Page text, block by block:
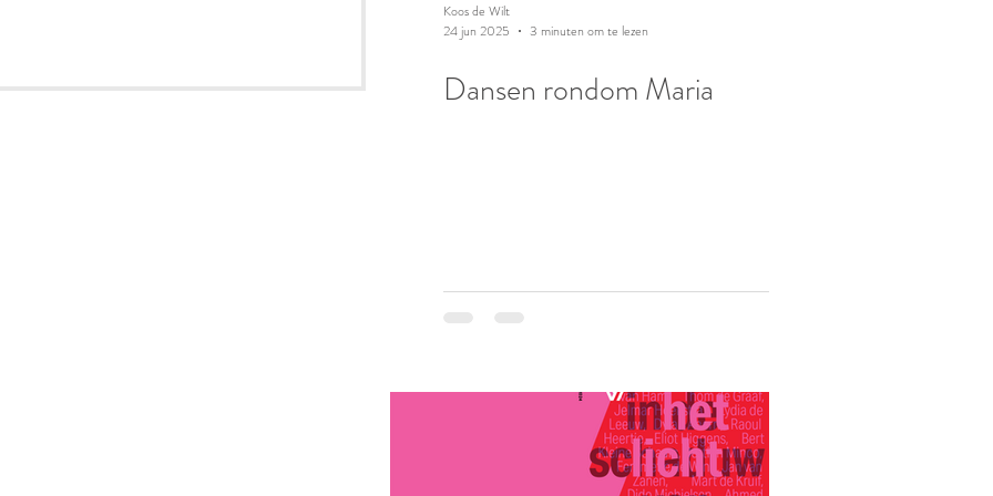
Dansen rondom Maria
Koos de Wilt
24 jun 2025
3 minuten om te lezen